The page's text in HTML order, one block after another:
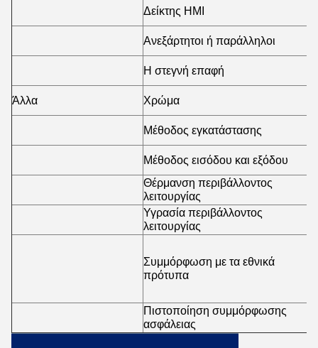
Δείκτης HMI
Ανεξάρτητοι ή παράλληλοι
Η στεγνή επαφή
Άλλα
Χρώμα
Μέθοδος εγκατάστασης
Μέθοδος εισόδου και εξόδου
Θέρμανση περιβάλλοντος
λειτουργίας
Υγρασία περιβάλλοντος
λειτουργίας
Συμμόρφωση με τα εθνικά
πρότυπα
Πιστοποίηση συμμόρφωσης
ασφάλειας